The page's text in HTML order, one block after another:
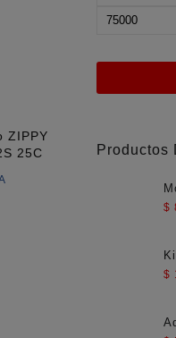
ZIPPY
25C
Precio
Productos
$
$